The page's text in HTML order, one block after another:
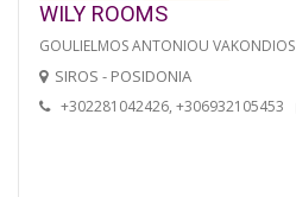
WILY ROOMS
GOULIELMOS ANTONIOU VAKONDIOS
SIROS - POSIDONIA
+302281042426, +306932105453